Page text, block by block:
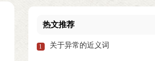
热文推荐
1 关于异常的近义词